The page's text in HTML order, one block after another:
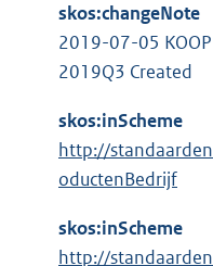
k
:l
i
k
:
skos:changeNote
2019-07-05
2019Q3 Created
skos:inScheme
http://
oductenBedrijf
skos:inScheme
http://